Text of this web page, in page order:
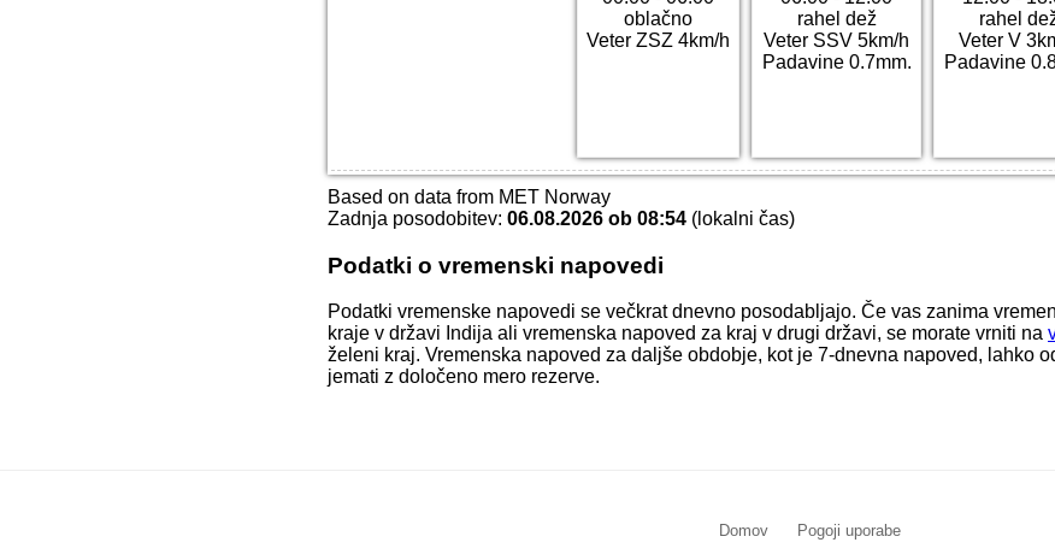
oblačno
Veter ZSZ 4km/h
rahel dež
Veter SSV 5km/h
Padavine 0.7mm.
rahel
Veter V
Padavine
Based on data from MET Norway
Zadnja posodobitev: 06.08.2026 ob 08:54 (lokalni čas)
Podatki o vremenski napovedi
Podatki vremenske napovedi se večkrat dnevno posodabljajo. Če vas zanima
kraje v državi Indija ali vremenska napoved za kraj v drugi državi, se morate vrniti na
želeni kraj. Vremenska napoved za daljše obdobje, kot je 7-dnevna napoved, lahko
jemati z določeno mero rezerve.
Domov Pogoji uporabe